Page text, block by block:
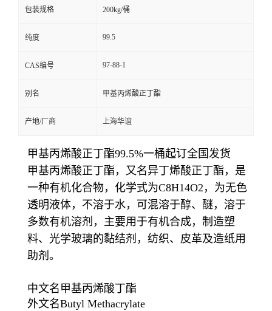
包装规格 200kg/桶
纯度 99.5
CAS编号 97-88-1
别名 甲基丙烯酸正丁酯
产地/厂商 上海华谊
甲基丙烯酸正丁酯99.5%一桶起订全国发货
甲基丙烯酸正丁酯，又名异丁烯酸正丁酯，是
一种有机化合物，化学式为C8H14O2，为无色
透明液体，不溶于水，可混溶于醇、醚，溶于
多数有机溶剂，主要用于有机合成，制造塑
料、光学玻璃的黏结剂，纺织、皮革及造纸用
助剂。
中文名甲基丙烯酸丁酯
外文名Butyl Methacrylate